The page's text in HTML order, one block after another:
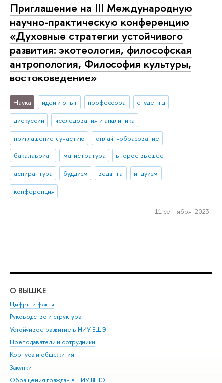
Приглашение на III Международную
научно-практическую конференцию
«Духовные стратегии устойчивого
развития: экотеология, философская
антропология, Философия культуры,
востоковедение»
Наука идеи и опыт профессора
студенты
дискуссии
исследования и аналитика
приглашение к участию
онлайн-образование
бакалавриат
магистратура
второе высшее
аспирантура
буддизм веданта
индуизм
конференция
11 сентября 2023
О ВЫШКЕ
Цифры и факты
Руководство и структура
Устойчивое развитие в НИУ ВШЭ
Преподаватели и сотрудники
Корпуса и общежития
Закупки
Обращения граждан в НИУ ВШЭ